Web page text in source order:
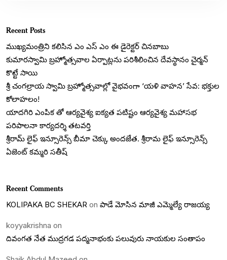
Recent Posts
ముఖ్యమంత్రిని కలిసిన ఎం ఎస్ ఎం ఈ డైరెక్టర్ చినబాబు
కుమారస్వామి బ్రహ్మోత్సవాల ఏర్పాట్లను పరిశీలించిన దేవస్థానం చైర్మన్
కొట్టే సాయి
శ్రీ చంగల్రాయ స్వామి బ్రహ్మోత్సవాల్లో వైభవంగా ‘యళి వాహన’ సేవ: భక్తుల
కోలాహలం!
యాదగిరి ఎంపిక తో ఆర్యవైశ్య ఐక్యత పటిష్టం ఆర్యవైశ్య మహాసభ
పరిపాలనా కార్యదర్శి తటవర్తి
శ్రీరామ్ లైఫ్ ఇన్సూరెన్స్ బీమా చెక్కు అందజేత. శ్రీరామ లైఫ్ ఇన్సూరెన్స్
ఏజెంట్ కమ్మరి సతీష్
Recent Comments
KOLIPAKA BC SHEKAR on పాడే మోసిన మాజీ ఎమ్మెల్యే రాజయ్య
koyyakrishna on
దివంగత నేత ముద్రగడ పద్మనాభంకు పలువురు నాయకుల సంతాపం